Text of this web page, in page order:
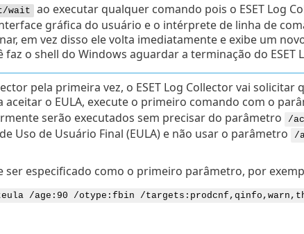
wait ao executar qualquer comando pois o ESET Log
gráfica do usuário e o intérprete de linha de
em vez disso ele volta imediatamente e exibe um
faz o shell do Windows aguardar a terminação do ESET
pela primeira vez, o ESET Log Collector vai solicitar
aceitar o EULA, execute o primeiro comando com o
serão executados sem precisar do parâmetro
/
Uso de Usuário Final (EULA) e não usar o parâmetro
/
ser especificado como o primeiro parâmetro, por
/age:90 /otype:fbin /